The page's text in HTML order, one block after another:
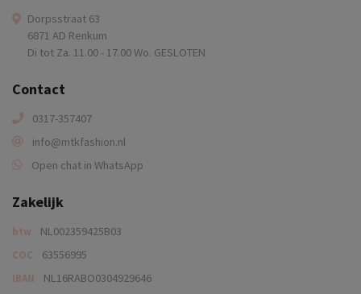
Dorpsstraat 63
6871 AD Renkum
Di tot Za. 11.00 - 17.00 Wo. GESLOTEN
Contact
0317-357407
info@mtkfashion.nl
Open chat in WhatsApp
Zakelijk
btw NL002359425B03
COC 63556995
IBAN NL16RABO0304929646